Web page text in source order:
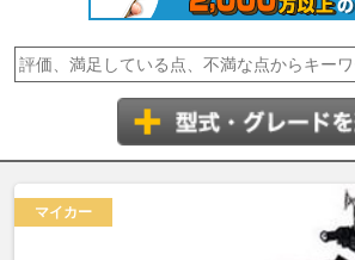
マイカー